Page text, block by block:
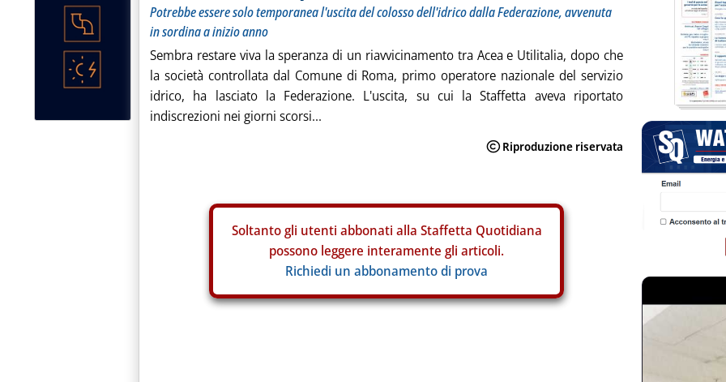
Potrebbe essere solo temporanea l'uscita del colosso dell'idrico dalla Federazione, avvenuta
in sordina a inizio anno
Sembra restare viva la speranza di un riavvicinamento tra Acea e Utilitalia, dopo che
la società controllata dal Comune di Roma, primo operatore nazionale del servizio
idrico, ha lasciato la Federazione. L'uscita, su cui la Staffetta aveva riportato
indiscrezioni nei giorni scorsi...
Soltanto gli utenti abbonati alla Staffetta Quotidiana
possono leggere interamente gli articoli.
Richiedi un abbonamento di prova